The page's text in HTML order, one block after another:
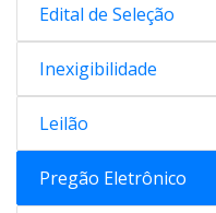
Edital de Seleção
Inexigibilidade
Leilão
Pregão Eletrônico